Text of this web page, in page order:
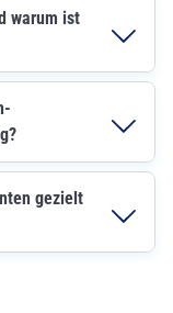
warum ist
gezielt